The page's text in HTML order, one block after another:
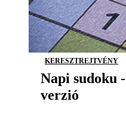
KERESZTREJTVÉNY
Napi sudoku
verzió